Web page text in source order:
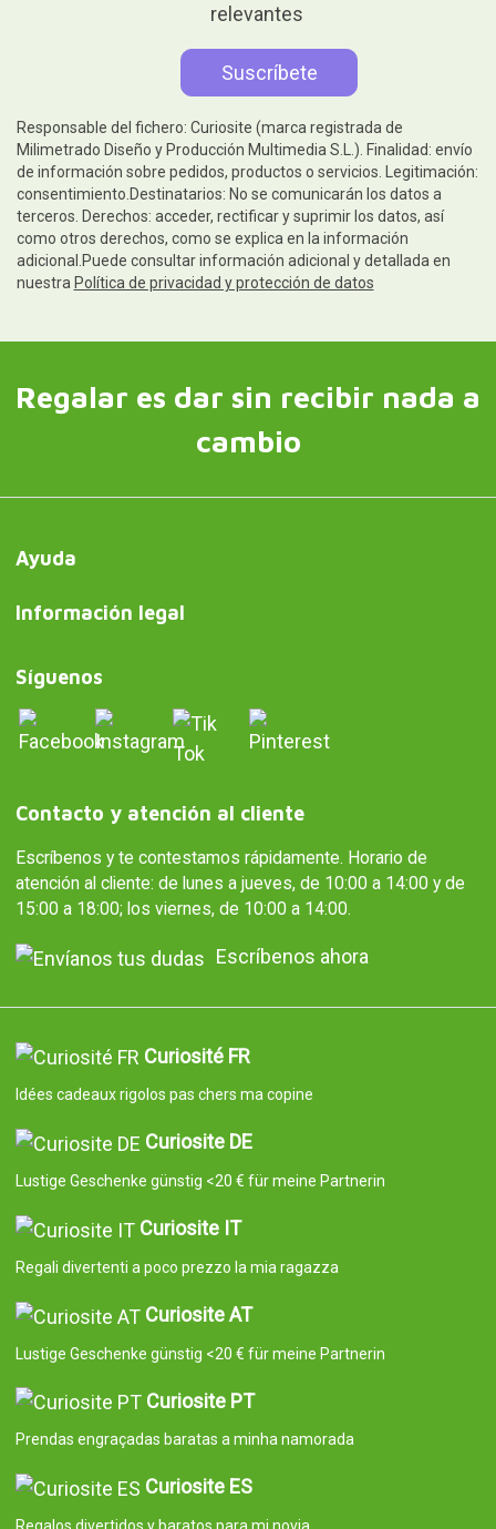
relevantes
Responsable del fichero: Curiosite (marca registrada de
Milimetrado Diseño y Producción Multimedia S.L.). Finalidad: envío
de información sobre pedidos, productos o servicios. Legitimación:
consentimiento.Destinatarios: No se comunicarán los datos a
terceros. Derechos: acceder, rectificar y suprimir los datos, así
como otros derechos, como se explica en la información
adicional.Puede consultar información adicional y detallada en
nuestra Política de privacidad y protección de datos
Regalar es dar sin recibir nada a
cambio
Ayuda
Información legal
Síguenos
Contacto y atención al cliente
Escríbenos y te contestamos rápidamente. Horario de
atención al cliente: de lunes a jueves, de 10:00 a 14:00 y de
15:00 a 18:00; los viernes, de 10:00 a 14:00.
Escríbenos ahora
Curiosité FR
Idées cadeaux rigolos pas chers ma copine
Curiosite DE
Lustige Geschenke günstig <20 € für meine Partnerin
Curiosite IT
Regali divertenti a poco prezzo la mia ragazza
Curiosite AT
Lustige Geschenke günstig <20 € für meine Partnerin
Curiosite PT
Prendas engraçadas baratas a minha namorada
Curiosite ES